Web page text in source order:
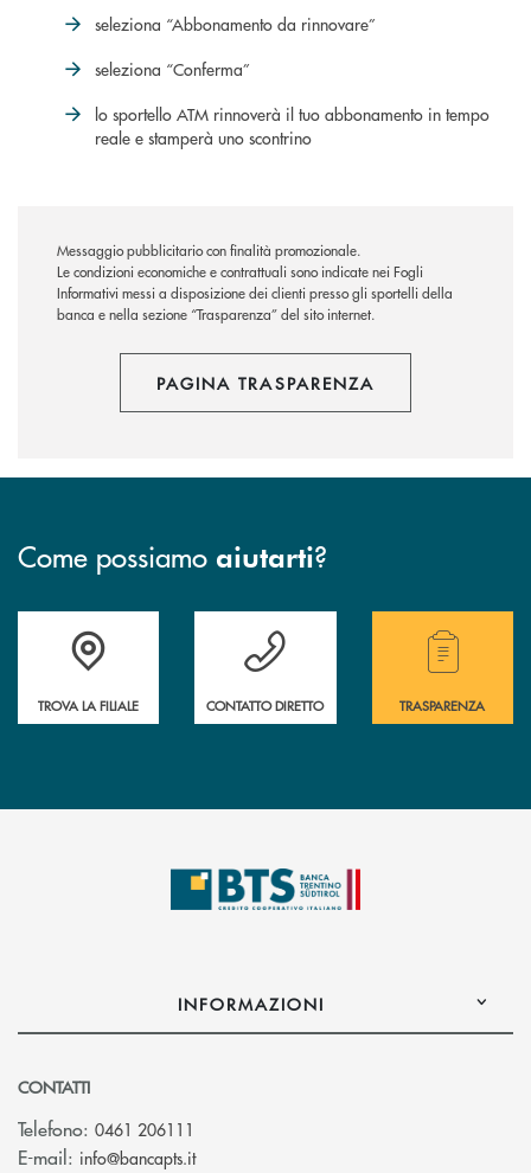
seleziona “Abbonamento da rinnovare”
seleziona “Conferma”
lo sportello ATM rinnoverà il tuo abbonamento in tempo
reale e stamperà uno scontrino
Messaggio pubblicitario con finalità promozionale.
Le condizioni economiche e contrattuali sono indicate nei Fogli
Informativi messi a disposizione dei clienti presso gli sportelli della
banca e nella sezione “Trasparenza” del sito internet.
PAGINA TRASPARENZA
Come possiamo aiutarti?
Accedi all' elenco completo delle filiali.
TROVA LA FILIALE
Hai bisogno di assistenza immediata?
CONTATTO DIRETTO
Hai bisogno di
TRASPARENZA
INFORMAZIONI
CONTATTI
Telefono: 0461 206111
E-mail: info@bancapts.it(si apre l’app di posta elettronica)